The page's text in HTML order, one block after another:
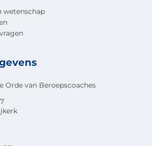
wetenschap
Orde van Beroepscoaches